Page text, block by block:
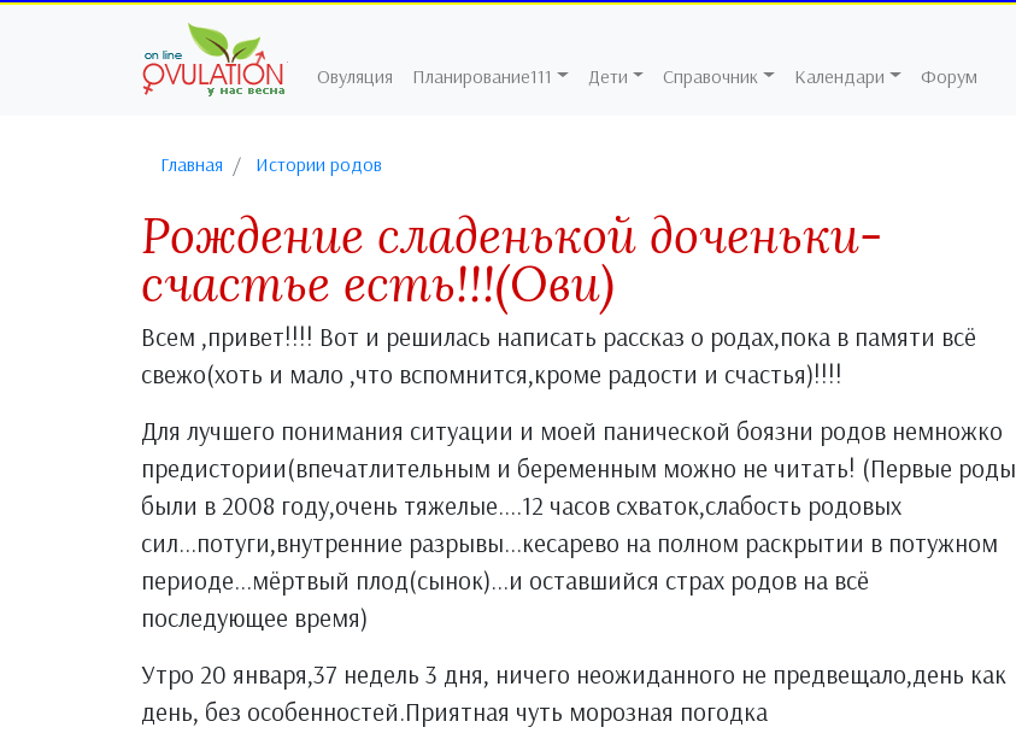
Овуляция Планирование111 Дети Справочник Календари Форум
Главная Истории родов
Рождение сладенькой доченьки-
счастье есть!!!(Ови)
Всем ,привет!!!! Вот и решилась написать рассказ о родах,пока в памяти всё
свежо(хоть и мало ,что вспомнится,кроме радости и счастья)!!!!
Для лучшего понимания ситуации и моей панической боязни родов немножко
предистории(впечатлительным и беременным можно не читать! (Первые роды
были в 2008 году,очень тяжелые....12 часов схваток,слабость родовых
сил...потуги,внутренние разрывы...кесарево на полном раскрытии в потужном
периоде...мёртвый плод(сынок)...и оставшийся страх родов на всё
последующее время)
Утро 20 января,37 недель 3 дня, ничего неожиданного не предвещало,день как
день, без особенностей.Приятная чуть морозная погодка